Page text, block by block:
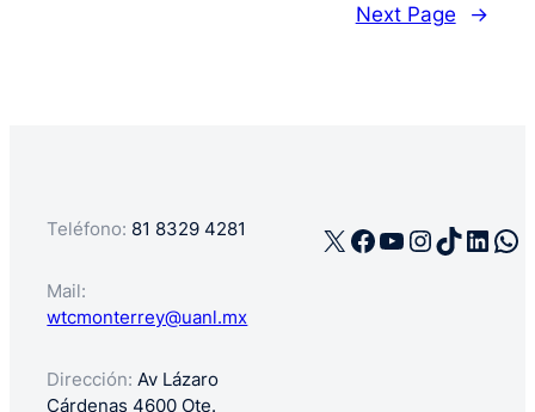
Next Page →
Teléfono: 81 8329 4281
Mail:
wtcmonterrey@uanl.mx
Dirección: Av Lázaro
Cárdenas 4600 Ote.
X Facebook
YouTube
TikTok